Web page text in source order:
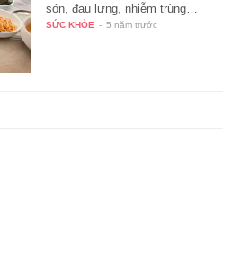
són, đau lưng, nhiễm trùng…
SỨC KHỎE - 5 năm trước